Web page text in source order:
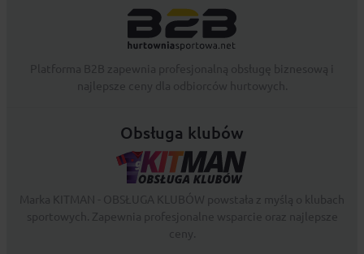
Obsługa klubów